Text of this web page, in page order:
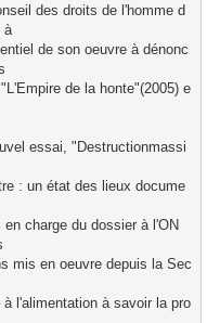
des droits de l'homme d
à
de son oeuvre à dénonc
de la honte"(2005) e
: un état des lieux docume
charge du dossier à l'ON
mis en oeuvre depuis la Sec
l'alimentation à savoir la pro